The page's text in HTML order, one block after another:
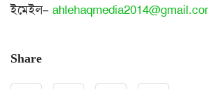
ইমেইল–
Share